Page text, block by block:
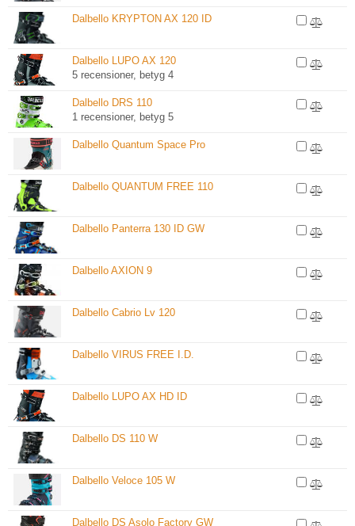
Dalbello KRYPTON AX 120 ID
Dalbello LUPO AX 120
5 recensioner, betyg 4
Dalbello DRS 110
1 recensioner, betyg 5
Dalbello Quantum Space Pro
Dalbello QUANTUM FREE 110
Dalbello Panterra 130 ID GW
Dalbello AXION 9
Dalbello Cabrio Lv 120
Dalbello VIRUS FREE I.D.
Dalbello LUPO AX HD ID
Dalbello DS 110 W
Dalbello Veloce 105 W
Dalbello DS Asolo Factory GW